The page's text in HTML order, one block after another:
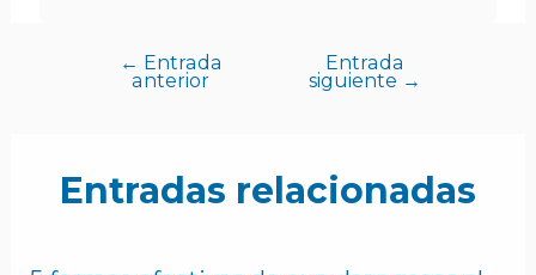
← Entrada
anterior
Entrada
siguiente →
Entradas relacionadas